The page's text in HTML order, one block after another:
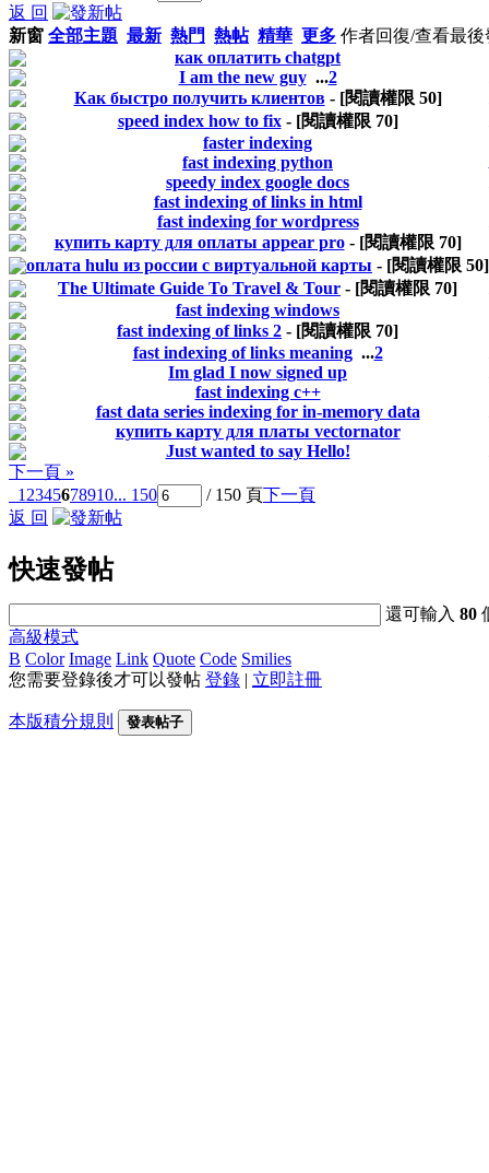
返 回
新窗 全部主題 最新 熱門 熱帖 精華 更多 作者回復/查看最後
как оплатить chatgpt
I am the new guy ...2
Как быстро получить клиентов- [閱讀權限 50]
speed index how to fix- [閱讀權限 70]
faster indexing
fast indexing python
speedy index google docs
fast indexing of links in html
fast indexing for wordpress
купить карту для оплаты appear pro- [閱讀權限 70]
оплата hulu из россии с виртуальной карты - [閱讀權限 50]
The Ultimate Guide To Travel & Tour - [閱讀權限 70]
fast indexing windows
fast indexing of links 2 - [閱讀權限 70]
fast indexing of links meaning ...2
Im glad I now signed up
fast indexing c++
fast data series indexing for in-memory data
купить карту для платы vectornator
Just wanted to say Hello!
下一頁 »
1 2345678910... 150 / 150 頁下一頁
返 回
快速發帖
還可輸入80
高級模式
B Color Image Link Quote Code Smilies
您需要登錄後才可以發帖 登錄 | 立即註冊
本版積分規則 發表帖子